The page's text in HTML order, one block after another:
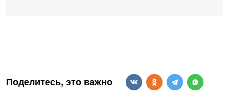
Поделитесь, это важно